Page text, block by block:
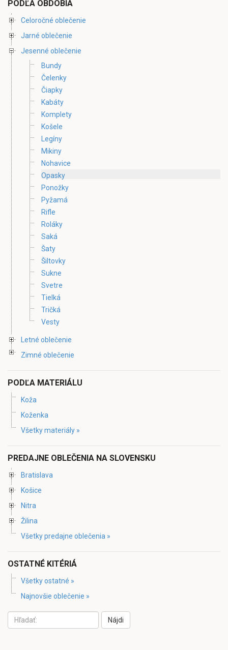
PODĽA OBDOBIA
Celoročné oblečenie
Jarné oblečenie
Jesenné oblečenie
Bundy
Čelenky
Čiapky
Kabáty
Komplety
Košele
Legíny
Mikiny
Nohavice
Opasky
Ponožky
Pyžamá
Rifle
Roláky
Saká
Šaty
Šiltovky
Sukne
Svetre
Tielká
Tričká
Vesty
Letné oblečenie
Zimné oblečenie
PODĽA MATERIÁLU
Koža
Koženka
Všetky materiály »
PREDAJNE OBLEČENIA NA SLOVENSKU
Bratislava
Košice
Nitra
Žilina
Všetky predajne oblečenia »
OSTATNÉ KITÉRIÁ
Všetky ostatné »
Najnovšie oblečenie »
Nájdi